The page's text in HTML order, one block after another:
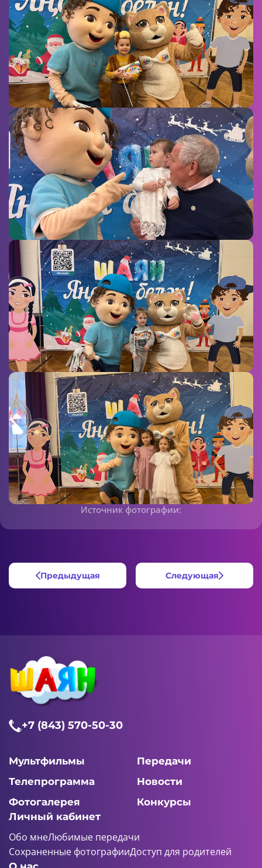
Источник фотографии:
Предыдущая Следующая
+7 (843) 570-50-30
Мультфильмы
Передачи
Телепрограмма
Новости
Фотогалерея
Конкурсы
Личный кабинет
Обо мнеЛюбимые передачи
Сохраненные фотографииДоступ для родителей